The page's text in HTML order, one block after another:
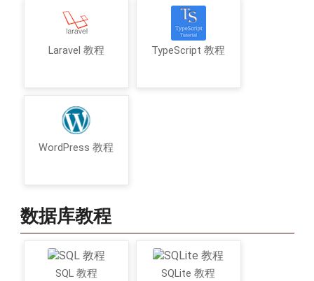
Laravel 教程 TypeScript 教程
WordPress 教程
数据库教程
SQL 教程 SQLite 教程